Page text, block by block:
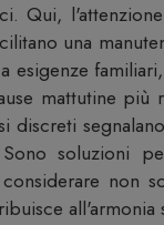
Qui,
una
esigenze
mattutine
discreti
soluzioni
non
all'armonia